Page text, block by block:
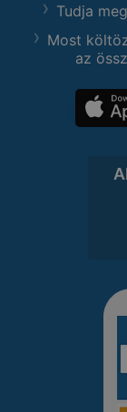
Tudja
Most
az